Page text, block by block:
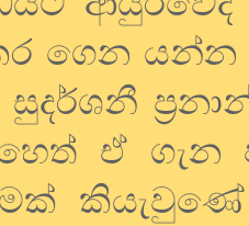
ගෙන යන්න
ඒ ගැන
කියැවුණේ